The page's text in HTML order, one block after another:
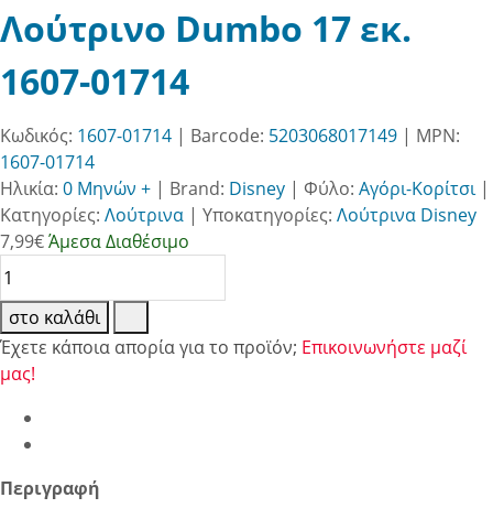
Λούτρινο Dumbo 17 εκ.
1607-01714
Κωδικός: 1607-01714 | Barcode: 5203068017149 | MPN:
1607-01714
Ηλικία: 0 Μηνών + | Brand: Disney | Φύλο: Αγόρι-Κορίτσι|
Κατηγορίες: Λούτρινα | Υποκατηγορίες: Λούτρινα Disney
7,99€Άμεσα Διαθέσιμο
στο καλάθι
Έχετε κάποια απορία για το προϊόν; Επικοινωνήστε μαζί
μας!
Περιγραφή